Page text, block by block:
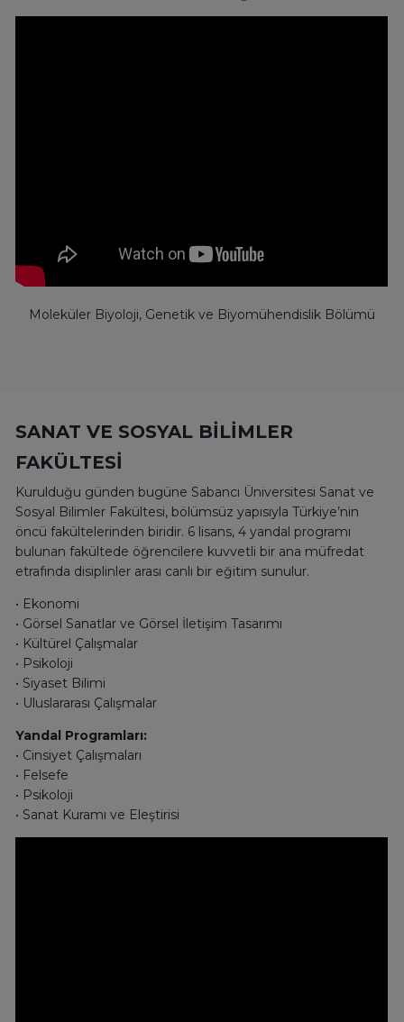
Moleküler Biyoloji, Genetik ve Biyomühendislik Bölümü
SANAT VE SOSYAL BİLİMLER
FAKÜLTESİ
Kurulduğu günden bugüne Sabancı Üniversitesi Sanat ve
Sosyal Bilimler Fakültesi, bölümsüz yapısıyla Türkiye’nin
öncü fakültelerinden biridir. 6 lisans, 4 yandal programı
bulunan fakültede öğrencilere kuvvetli bir ana müfredat
etrafında disiplinler arası canlı bir eğitim sunulur.
• Ekonomi
• Görsel Sanatlar ve Görsel İletişim Tasarımı
• Kültürel Çalışmalar
• Psikoloji
• Siyaset Bilimi
• Uluslararası Çalışmalar
Yandal Programları:
• Cinsiyet Çalışmaları
• Felsefe
• Psikoloji
• Sanat Kuramı ve Eleştirisi